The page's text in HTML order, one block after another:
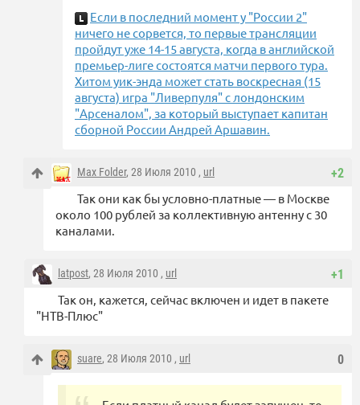
Если в последний момент у "России 2"
ничего не сорвется, то первые трансляции
пройдут уже 14-15 августа, когда в английской
премьер-лиге состоятся матчи первого тура.
Хитом уик-энда может стать воскресная (15
августа) игра "Ливерпуля" с лондонским
"Арсеналом", за который выступает капитан
сборной России Андрей Аршавин.
+2
Max Folder, 28 Июля 2010 , url
Так они как бы условно-платные — в Москве
около 100 рублей за коллективную антенну с 30
каналами.
+1
latpost, 28 Июля 2010 , url
Так он, кажется, сейчас включен и идет в пакете
"НТВ-Плюс"
0
suare, 28 Июля 2010 , url